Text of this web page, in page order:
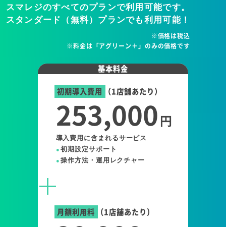
スマレジのすべてのプランで利用可能です。
スタンダード（無料）プランでも利用可能！
※価格は税込
※料金は「アグリーン＋」のみの価格です
基本料金
初期導入費用 （1店舗あたり）
253,000 円
導入費用に含まれるサービス
初期設定サポート
操作方法・運用レクチャー
月額利用料 （1店舗あたり）